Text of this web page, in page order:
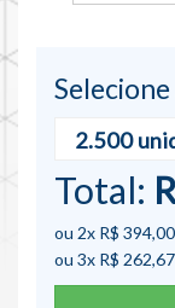
Total:
ou 2x R$ 394,00
ou 3x R$ 262,67